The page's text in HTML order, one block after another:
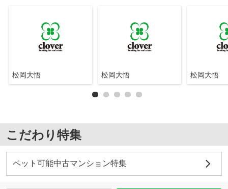
松岡大悟 松岡大悟 松岡大悟
こだわり特集
ペット可能中古マンション特集